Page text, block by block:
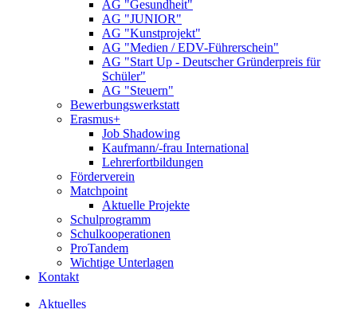
AG "Gesundheit"
AG "JUNIOR"
AG "Kunstprojekt"
AG "Medien / EDV-Führerschein"
AG "Start Up - Deutscher Gründerpreis für
Schüler"
AG "Steuern"
Bewerbungswerkstatt
Erasmus+
Job Shadowing
Kaufmann/-frau International
Lehrerfortbildungen
Förderverein
Matchpoint
Aktuelle Projekte
Schulprogramm
Schulkooperationen
ProTandem
Wichtige Unterlagen
Kontakt
Aktuelles